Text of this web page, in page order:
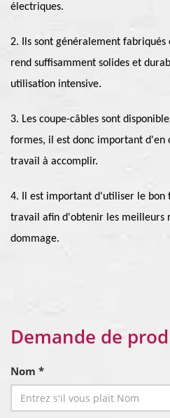
électriques.
2. Ils sont généralement
rend suffisamment solides et
utilisation intensive.
3. Les coupe-câbles sont
formes, il est donc important d'en
travail à accomplir.
4. Il est important d'utiliser le bon
travail afin d'obtenir les meilleurs
dommage.
Demande de
Nom *